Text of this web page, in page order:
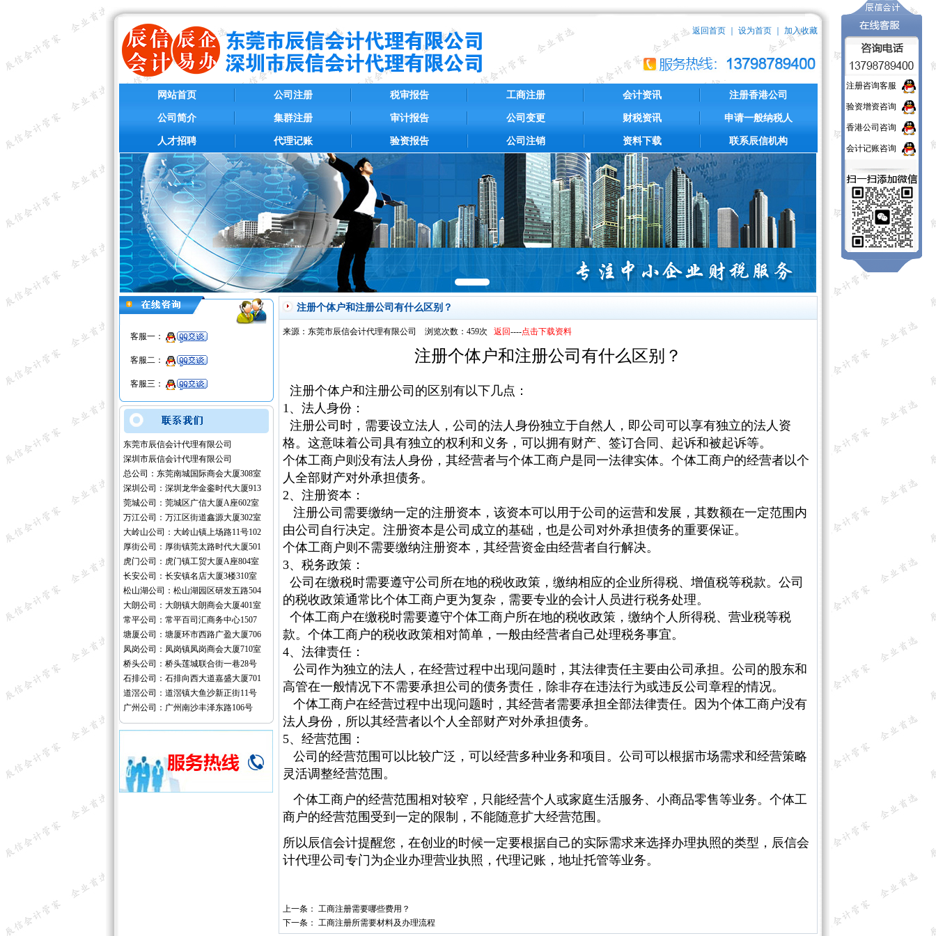
返回首页｜ 设为首页｜ 加入收藏
网站首页
公司简介
人才招聘
公司注册
集群注册
代理记账
税审报告
审计报告
验资报告
工商注册
公司变更
公司注销
会计资讯
财税资讯
资料下载
注册香港公司
申请一般纳税人
联系辰信机构
1
客服一：
客服二：
客服三：
东莞市辰信会计代理有限公司
深圳市辰信会计代理有限公司
总公司：东莞南城国际商会大厦308室
深圳公司：深圳龙华金銮时代大厦913
莞城公司：莞城区广信大厦A座602室
万江公司：万江区街道鑫源大厦302室
大岭山公司：大岭山镇上场路11号102
厚街公司：厚街镇莞太路时代大厦501
虎门公司：虎门镇工贸大厦A座804室
长安公司：长安镇名店大厦3楼310室
松山湖公司：松山湖园区研发五路504
大朗公司：大朗镇大朗商会大厦401室
常平公司：常平百司汇商务中心1507
塘厦公司：塘厦环市西路广盈大厦706
凤岗公司：凤岗镇凤岗商会大厦710室
桥头公司：桥头莲城联合街一巷28号
石排公司：石排向西大道嘉盛大厦701
道滘公司：道滘镇大鱼沙新正街11号
广州公司：广州南沙丰泽东路106号
注册个体户和注册公司有什么区别？
来源：东莞市辰信会计代理有限公司 浏览次数：459次 返回----点击下载资料
注册个体户和注册公司有什么区别？
注册个体户和注册公司的区别有以下几点：
1、法人身份：
注册公司时，需要设立法人，公司的法人身份独立于自然人，即公司可以享有独立的法人资
格。这意味着公司具有独立的权利和义务，可以拥有财产、签订合同、起诉和被起诉等。
个体工商户则没有法人身份，其经营者与个体工商户是同一法律实体。个体工商户的经营者以个
人全部财产对外承担债务。
2、注册资本：
注册公司需要缴纳一定的注册资本，该资本可以用于公司的运营和发展，其数额在一定范围内
由公司自行决定。注册资本是公司成立的基础，也是公司对外承担债务的重要保证。
个体工商户则不需要缴纳注册资本，其经营资金由经营者自行解决。
3、税务政策：
公司在缴税时需要遵守公司所在地的税收政策，缴纳相应的企业所得税、增值税等税款。公司
的税收政策通常比个体工商户更为复杂，需要专业的会计人员进行税务处理。
个体工商户在缴税时需要遵守个体工商户所在地的税收政策，缴纳个人所得税、营业税等税
款。个体工商户的税收政策相对简单，一般由经营者自己处理税务事宜。
4、法律责任：
公司作为独立的法人，在经营过程中出现问题时，其法律责任主要由公司承担。公司的股东和
高管在一般情况下不需要承担公司的债务责任，除非存在违法行为或违反公司章程的情况。
个体工商户在经营过程中出现问题时，其经营者需要承担全部法律责任。因为个体工商户没有
法人身份，所以其经营者以个人全部财产对外承担债务。
5、经营范围：
公司的经营范围可以比较广泛，可以经营多种业务和项目。公司可以根据市场需求和经营策略
灵活调整经营范围。
个体工商户的经营范围相对较窄，只能经营个人或家庭生活服务、小商品零售等业务。个体工
商户的经营范围受到一定的限制，不能随意扩大经营范围。
所以辰信会计提醒您，在创业的时候一定要根据自己的实际需求来选择办理执照的类型，辰信会
计代理公司专门为企业办理营业执照，代理记账，地址托管等业务。
上一条： 工商注册需要哪些费用？
下一条： 工商注册所需要材料及办理流程
注册咨询客服
验资增资咨询
香港公司咨询
会计记账咨询